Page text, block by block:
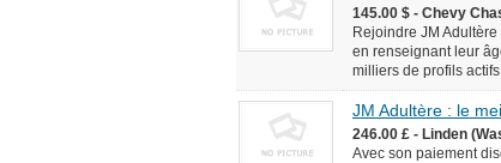
145.00 $ - Chevy
Rejoindre JM
en renseignant leur
milliers de profils
JM Adultère : le
246.00 £ - Linden
Avec son paiement